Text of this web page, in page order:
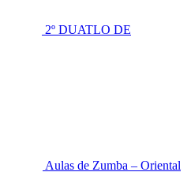
2º DUATLO DE
Aulas de Zumba – Oriental